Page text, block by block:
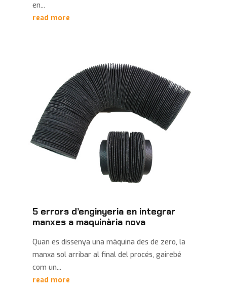
en...
read more
5 errors d’enginyeria en integrar
manxes a maquinària nova
Quan es dissenya una màquina des de zero, la
manxa sol arribar al final del procés, gairebé
com un...
read more